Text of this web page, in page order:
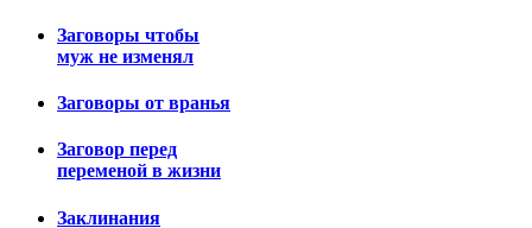
Заговоры чтобы
муж не изменял
Заговоры от вранья
Заговор перед
переменой в жизни
Заклинания